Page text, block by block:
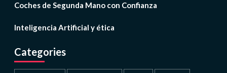
Coches de Segunda Mano con Confianza
Inteligencia Artificial y ética
Categories